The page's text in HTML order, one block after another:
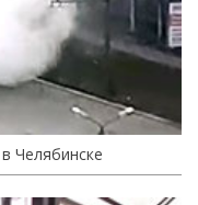
Челябинске